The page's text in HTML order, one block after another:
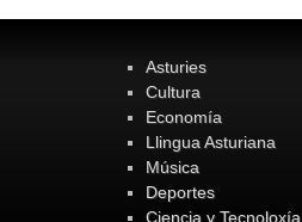
Asturies
Cultura
Economía
Llingua Asturiana
Música
Deportes
Ciencia y Tecnoloxía